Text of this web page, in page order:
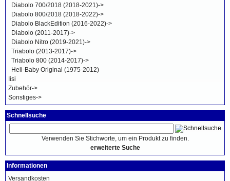
Diabolo 700/2018 (2018-2021)->
Diabolo 800/2018 (2018-2022)->
Diabolo BlackEdition (2016-2022)->
Diabolo (2011-2017)->
Diabolo Nitro (2019-2021)->
Triabolo (2013-2017)->
Triabolo 800 (2014-2017)->
Heli-Baby Original (1975-2012)
Iisi
Zubehör->
Sonstiges->
Schnellsuche
Verwenden Sie Stichworte, um ein Produkt zu finden.
erweiterte Suche
Informationen
Versandkosten